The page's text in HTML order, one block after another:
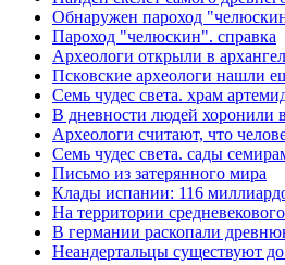
Обнаружен пароход
Пароход "челюскин". справка
Археологи открыли в
Псковские археологи нашли
Семь чудес света. храм
В дневности людей хоронили
Археологи считают, что
Семь чудес света. сады
Письмо из затерянного мира
Клады испании: 116
На территории
В германии раскопали
Неандертальцы существуют